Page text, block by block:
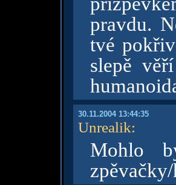
pravdu.
tvé
slepě
30.11.2004 13:44:35
Unrealik:
Mohlo